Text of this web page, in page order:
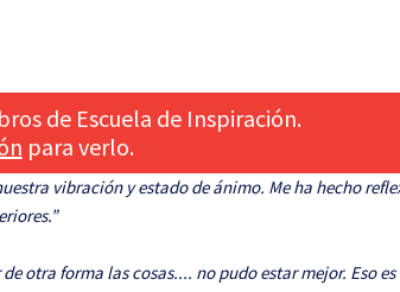
de Escuela de Inspiración.
para verlo.
vibración y estado de ánimo. Me ha hecho
otra forma las cosas.... no pudo estar mejor. Eso